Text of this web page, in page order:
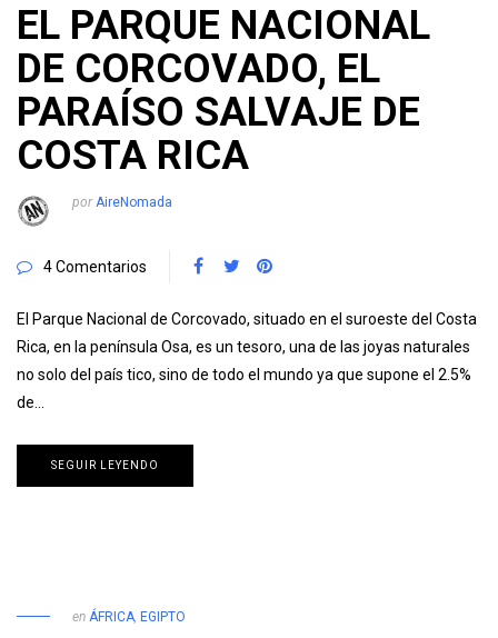
EL PARQUE NACIONAL
DE CORCOVADO, EL
PARAÍSO SALVAJE DE
COSTA RICA
por AireNomada
4 Comentarios
El Parque Nacional de Corcovado, situado en el suroeste del Costa
Rica, en la península Osa, es un tesoro, una de las joyas naturales
no solo del país tico, sino de todo el mundo ya que supone el 2.5%
de…
SEGUIR LEYENDO
en ÁFRICA EGIPTO